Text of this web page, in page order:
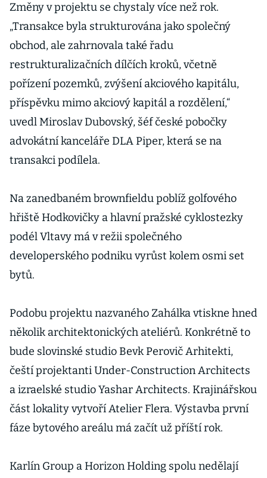
Změny v projektu se chystaly více než rok.
„Transakce byla strukturována jako společný
obchod, ale zahrnovala také řadu
restrukturalizačních dílčích kroků, včetně
pořízení pozemků, zvýšení akciového kapitálu,
příspěvku mimo akciový kapitál a rozdělení,“
uvedl Miroslav Dubovský, šéf české pobočky
advokátní kanceláře DLA Piper, která se na
transakci podílela.
Na zanedbaném brownfieldu poblíž golfového
hřiště Hodkovičky a hlavní pražské cyklostezky
podél Vltavy má v režii společného
developerského podniku vyrůst kolem osmi set
bytů.
Podobu projektu nazvaného Zahálka vtiskne hned
několik architektonických ateliérů. Konkrétně to
bude slovinské studio Bevk Perovič Arhitekti,
čeští projektanti Under-Construction Architects
a izraelské studio Yashar Architects. Krajinářskou
část lokality vytvoří Atelier Flera. Výstavba první
fáze bytového areálu má začít už příští rok.
Karlín Group a Horizon Holding spolu nedělají